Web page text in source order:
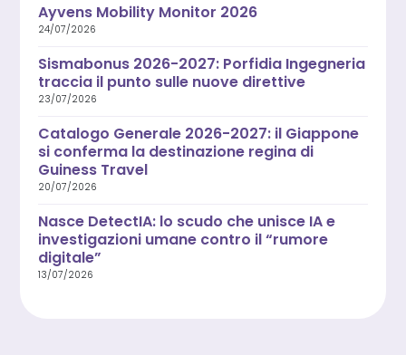
Ayvens Mobility Monitor 2026
24/07/2026
Sismabonus 2026-2027: Porfidia Ingegneria
traccia il punto sulle nuove direttive
23/07/2026
Catalogo Generale 2026-2027: il Giappone
si conferma la destinazione regina di
Guiness Travel
20/07/2026
Nasce DetectIA: lo scudo che unisce IA e
investigazioni umane contro il “rumore
digitale”
13/07/2026